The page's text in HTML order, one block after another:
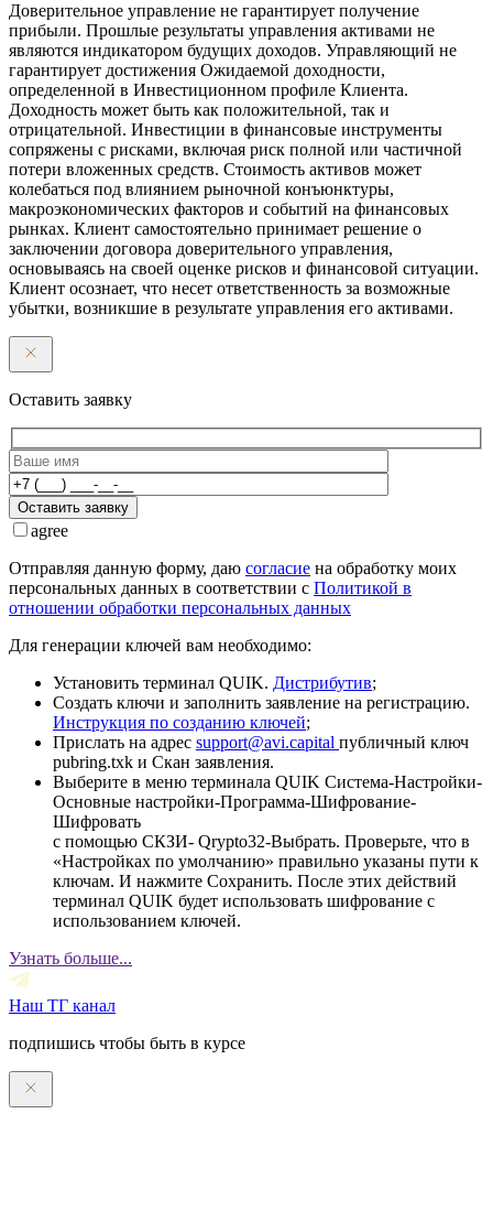
Доверительное управление не гарантирует получение
прибыли. Прошлые результаты управления активами не
являются индикатором будущих доходов. Управляющий не
гарантирует достижения Ожидаемой доходности,
определенной в Инвестиционном профиле Клиента.
Доходность может быть как положительной, так и
отрицательной. Инвестиции в финансовые инструменты
сопряжены с рисками, включая риск полной или частичной
потери вложенных средств. Стоимость активов может
колебаться под влиянием рыночной конъюнктуры,
макроэкономических факторов и событий на финансовых
рынках. Клиент самостоятельно принимает решение о
заключении договора доверительного управления,
основываясь на своей оценке рисков и финансовой ситуации.
Клиент осознает, что несет ответственность за возможные
убытки, возникшие в результате управления его активами.
Оставить заявку
Оставить заявку
agree
Отправляя данную форму, даю согласие на обработку моих
персональных данных в соответствии с Политикой в
отношении обработки персональных данных
Для генерации ключей вам необходимо:
Установить терминал QUIK. Дистрибутив;
Создать ключи и заполнить заявление на регистрацию.
Инструкция по созданию ключей;
Прислать на адрес support@avi.capital публичный ключ
pubring.txk и Скан заявления.
Выберите в меню терминала QUIK Система-Настройки-
Основные настройки-Программа-Шифрование-
Шифровать
с помощью СКЗИ- Qrypto32-Выбрать. Проверьте, что в
«Настройках по умолчанию» правильно указаны пути к
ключам. И нажмите Сохранить. После этих действий
терминал QUIK будет использовать шифрование с
использованием ключей.
Узнать больше...
Наш ТГ канал
подпишись чтобы быть в курсе